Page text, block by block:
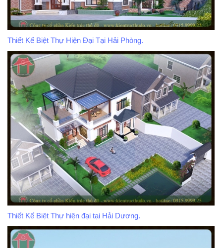
Thiết Kế Biệt Thự Hiện Đại Tại Hải Phòng.
Thiết Kế Biệt Thự hiện đại tại Hải Dương.